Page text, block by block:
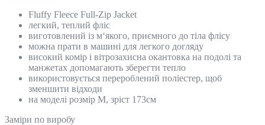
Fluffy Fleece Full-Zip Jacket
легкий, теплий фліс
виготовлений із м‘якого, приємного до тіла флісу
можна прати в машині для легкого догляду
високий комір і вітрозахисна окантовка на подолі та
манжетах допомагають зберегти тепло
використовується перероблений поліестер, щоб
зменшити відходи
на моделі розмір М, зріст 173см
Замiри по виробу